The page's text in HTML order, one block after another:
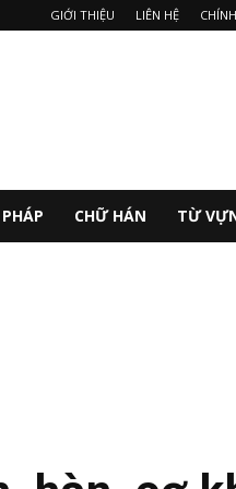
GIỚI THIỆU LIÊN HỆ
CHỮ HÁN TỪ